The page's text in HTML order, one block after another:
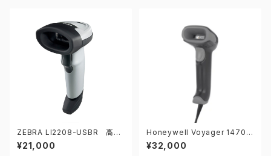
ZEBRA LI2208-USBR 高耐
久1次元バーコードリーダー
¥21,000
Honeywell Voyager 1470G
2D-USB 2次元バーコードリ
ーダー
¥32,000